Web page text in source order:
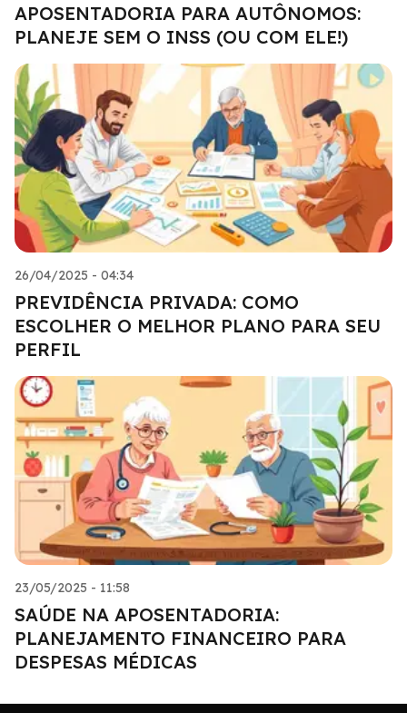
APOSENTADORIA PARA AUTÔNOMOS:
PLANEJE SEM O INSS (OU COM ELE!)
26/04/2025 - 04:34
PREVIDÊNCIA PRIVADA: COMO
ESCOLHER O MELHOR PLANO PARA SEU
PERFIL
23/05/2025 - 11:58
SAÚDE NA APOSENTADORIA:
PLANEJAMENTO FINANCEIRO PARA
DESPESAS MÉDICAS